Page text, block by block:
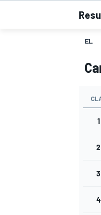
EL
1
2
3
4